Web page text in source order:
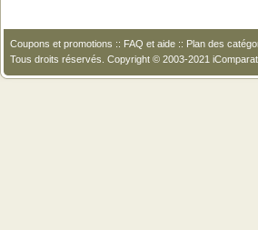
Coupons et promotions :: FAQ et aide :: Plan des
Tous droits réservés. Copyright © 2003-2021